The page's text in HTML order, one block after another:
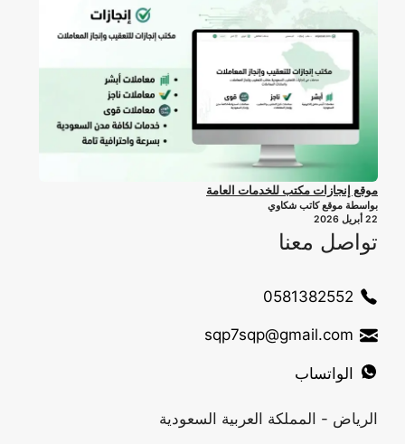
موقع إنجازات مكتب للخدمات العامة
بواسطة موقع كاتب شكاوي
22 أبريل 2026
تواصل معنا
0581382552
sqp7sqp@gmail.com
الواتساب
الرياض - المملكة العربية السعودية